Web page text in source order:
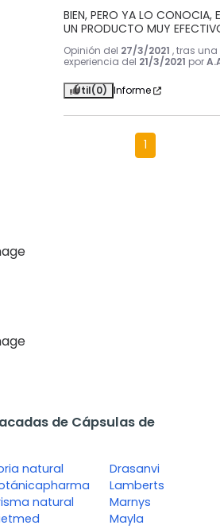
BIEN, PERO YA LO CONOCIA,
UN PRODUCTO MUY
Opinión del 27/3/2021 , tras una
experiencia del 21/3/2021 por
Útil(0) Informe
1
de Cápsulas de
natural
natural
Drasanvi
Lamberts
Marnys
Mayla